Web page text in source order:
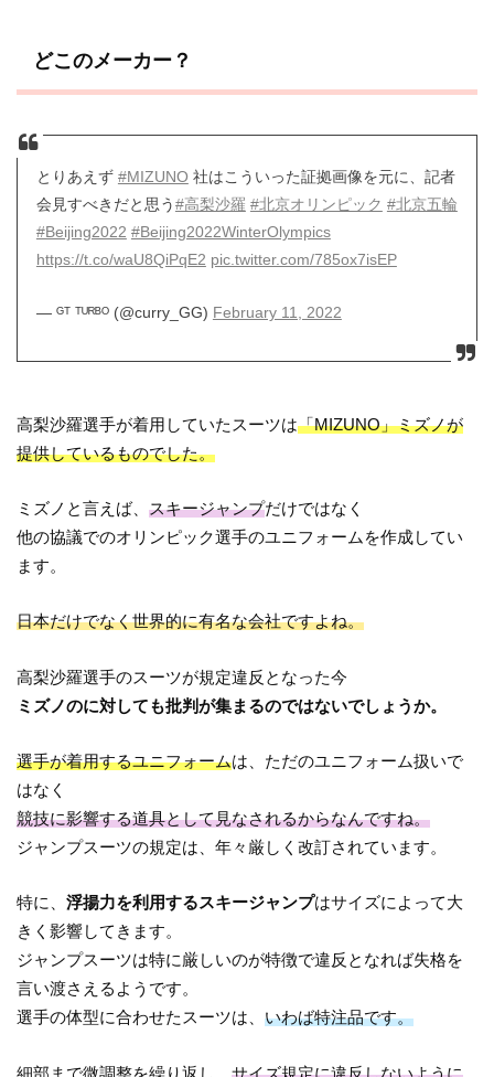
どこのメーカー？
とりあえず #MIZUNO 社はこういった証拠画像を元に、記者
会見すべきだと思う#高梨沙羅 #北京オリンピック #北京五輪
#Beijing2022 #Beijing2022WinterOlympics
https://t.co/waU8QiPqE2 pic.twitter.com/785ox7isEP
— ᴳᵀ ᵀᵁᴿᴮᴼ (@curry_GG) February 11, 2022
高梨沙羅選手が着用していたスーツは「MIZUNO」ミズノが
提供しているものでした。
ミズノと言えば、スキージャンプだけではなく
他の協議でのオリンピック選手のユニフォームを作成してい
ます。
日本だけでなく世界的に有名な会社ですよね。
高梨沙羅選手のスーツが規定違反となった今
ミズノのに対しても批判が集まるのではないでしょうか。
選手が着用するユニフォームは、ただのユニフォーム扱いで
はなく
競技に影響する道具として見なされるからなんですね。
ジャンプスーツの規定は、年々厳しく改訂されています。
特に、浮揚力を利用するスキージャンプはサイズによって大
きく影響してきます。
ジャンプスーツは特に厳しいのが特徴で違反となれば失格を
言い渡さえるようです。
選手の体型に合わせたスーツは、いわば特注品です。
細部まで微調整を繰り返し、サイズ規定に違反しないように